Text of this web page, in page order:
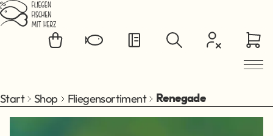
Zum Hauptinhalt springen
Start Shop Fliegensortiment Renegade